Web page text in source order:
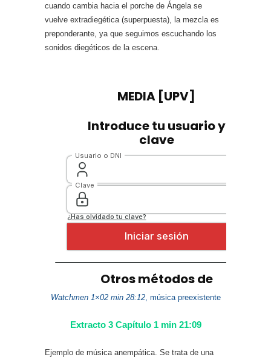
cuando cambia hacia el porche de Ángela se
vuelve extradiegética (superpuesta), la mezcla es
preponderante, ya que seguimos escuchando los
sonidos diegéticos de la escena.
Watchmen 1×02 min 28:12, música preexistente
Extracto 3 Capítulo 1 min 21:09
Ejemplo de música anempática. Se trata de una